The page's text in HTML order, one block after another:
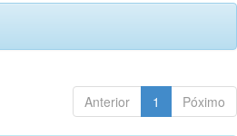
Anterior 1 Póximo